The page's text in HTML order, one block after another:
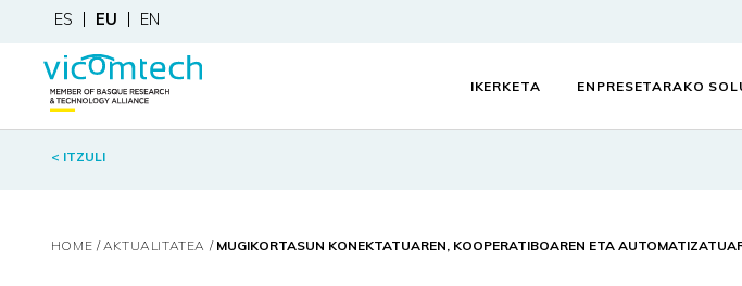
ES EU EN
IKERKETA ENPRESETARAKO
< ITZULI
HOME AKTUALITATEA MUGIKORTASUN KONEKTATUAREN, KOOPERATIBOAREN ETA